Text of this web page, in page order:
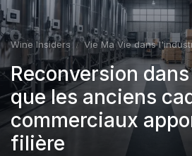
Wine Insiders Vie Ma Vie dans l'industrie du
Reconversion
que les anciens
commerciaux
filière